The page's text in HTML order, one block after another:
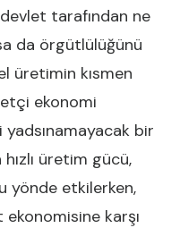
tarafından ne
da örgütlülüğünü
üretimin kısmen
ekonomi
yadsınamayacak bir
üretim gücü,
yönde etkilerken,
karşı